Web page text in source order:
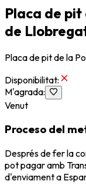
Placa de
de
Placa de pit de la
Disponibilitat:
M'agrada:
Venut
Proceso del
Després de fer la
pot pagar amb
d'enviament a